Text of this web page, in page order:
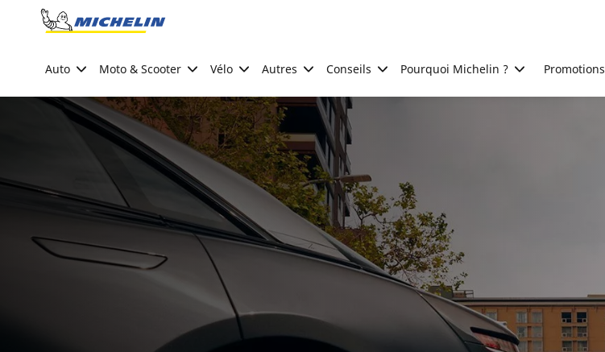
Go to page content
Auto Moto & Scooter Vélo Autres Conseils Pourquoi Michelin ? Promotions